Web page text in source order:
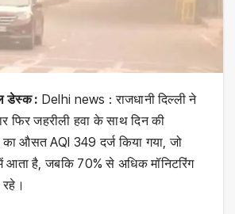
डेस्क : Delhi news : राजधानी दिल्ली ने
फिर जहरीली हवा के साथ दिन की
औसत AQI 349 दर्ज किया गया, जो
आता है, जबकि 70% से अधिक मॉनिटरिंग